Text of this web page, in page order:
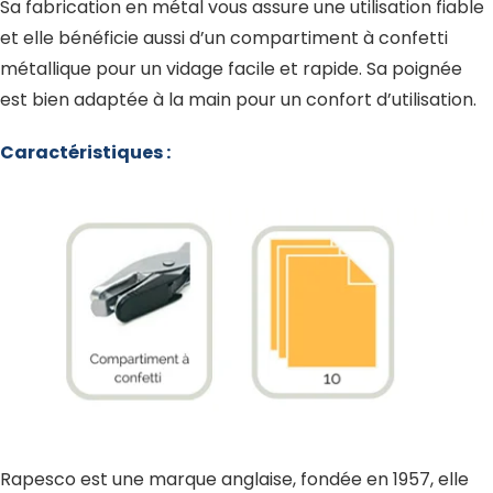
Sa fabrication en métal vous assure une utilisation fiable
et elle bénéficie aussi d’un compartiment à confetti
métallique pour un vidage facile et rapide. Sa poignée
est bien adaptée à la main pour un confort d’utilisation.
Caractéristiques :
Rapesco est une marque anglaise, fondée en 1957, elle